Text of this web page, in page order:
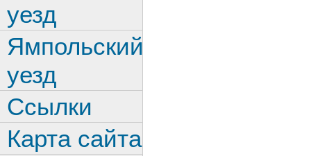
уезд
Ямпольский
уезд
Ссылки
Карта сайта